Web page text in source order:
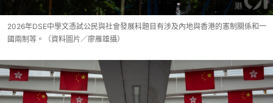
2026年DSE中學文憑試公民與社會發展科題目有涉及內地與香港的憲制關係和一
國兩制等。（資料圖片／廖雁雄攝）